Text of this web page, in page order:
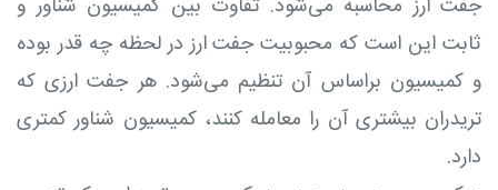
ثابت این است که محبوبیت جفت ارز در لحظه چه قدر بوده
و کمیسیون براساس آن تنظیم می‌شود. هر جفت ارزی که
تریدران بیشتری آن را معامله کنند، کمیسیون شناور کمتری
دارد.